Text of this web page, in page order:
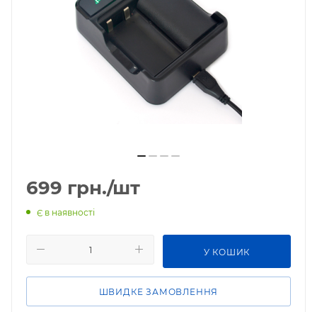
699 грн./шт
Є в наявності
У КОШИК
ШВИДКЕ ЗАМОВЛЕННЯ